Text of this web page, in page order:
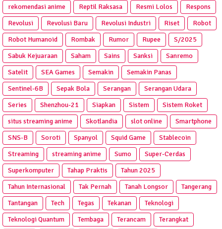
rekomendasi anime
Reptil Raksasa Resmi Lolos
Respons
Revolusi
Revolusi Baru Revolusi Industri Riset
Robot
Robot Humanoid
Rombak Rumor Rupee
S/2025
Sabuk Kejuaraan
Saham Sains Sanksi
Sanremo
Satelit
SEA Games Semakin
Semakin Panas
Sentinel-6B
Sepak Bola Serangan
Serangan Udara
Series
Shenzhou-21 Siapkan Sistem
Sistem Roket
situs streaming anime
Skotlandia slot online
Smartphone
SNS-B
Soroti Spanyol Squid Game
Stablecoin
Streaming
streaming anime Sumo
Super-Cerdas
Superkomputer
Tahap Praktis
Tahun 2025
Tahun Internasional
Tak Pernah Tanah Longsor
Tangerang
Tantangan
Tech Tegas Tekanan
Teknologi
Teknologi Quantum
Tembaga Terancam
Terangkat